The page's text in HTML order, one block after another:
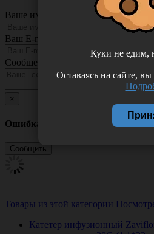
Ваше имя
Ваш E-mail
Сообщение
×
Ошибка
Товары из этой категории
Катетер инфузионный
Куки не едим,
Оставаясь на сайте,